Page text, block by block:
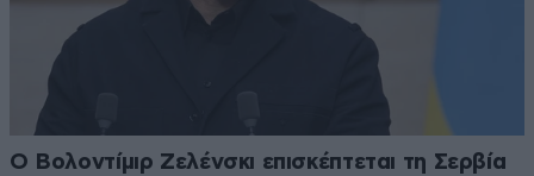
Ο Βολοντίμιρ Ζελένσκι επισκέπτεται τη Σερβία